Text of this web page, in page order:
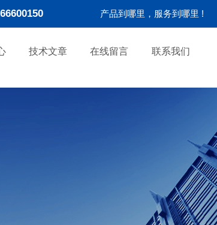
产品到哪里，服务到哪里 !
技术文章 在线留言 联系我们